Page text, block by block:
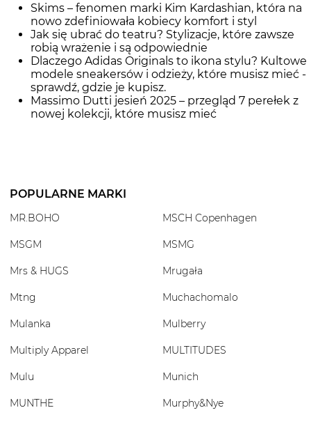
Skims – fenomen marki Kim Kardashian, która na
nowo zdefiniowała kobiecy komfort i styl
Jak się ubrać do teatru? Stylizacje, które zawsze
robią wrażenie i są odpowiednie
Dlaczego Adidas Originals to ikona stylu? Kultowe
modele sneakersów i odzieży, które musisz mieć -
sprawdź, gdzie je kupisz.
Massimo Dutti jesień 2025 – przegląd 7 perełek z
nowej kolekcji, które musisz mieć
POPULARNE MARKI
MR.BOHO MSCH Copenhagen
MSGM MSMG
Mrs & HUGS Mrugała
Mtng Muchachomalo
Mulanka Mulberry
Multiply Apparel MULTITUDES
Mulu Munich
MUNTHE Murphy&Nye